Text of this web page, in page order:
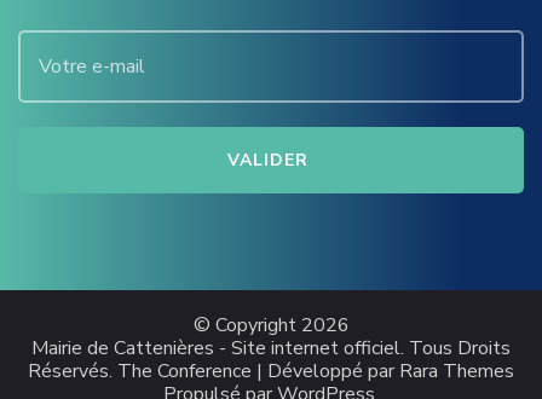
© Copyright 2026
Mairie de Cattenières - Site internet officiel. Tous Droits
Réservés. The Conference | Développé par Rara Themes